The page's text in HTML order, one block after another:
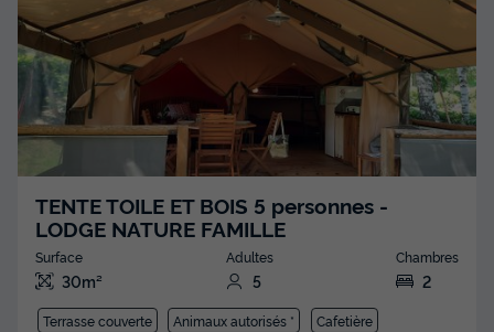
TENTE TOILE ET BOIS 5 personnes -
LODGE NATURE FAMILLE
Surface
30m²
Adultes
5
Chambres
2
Terrasse couverte Animaux autorisés *
Cafetière